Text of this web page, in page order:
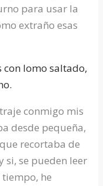
para usar la
extraño esas
conmigo mis
desde pequeña,
recortaba de
si, se pueden leer
he